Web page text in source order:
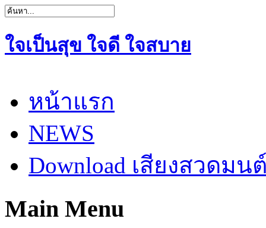
ใจเป็นสุข ใจดี ใจสบาย
หน้าแรก
NEWS
Download เสียงสวดมน
Main Menu